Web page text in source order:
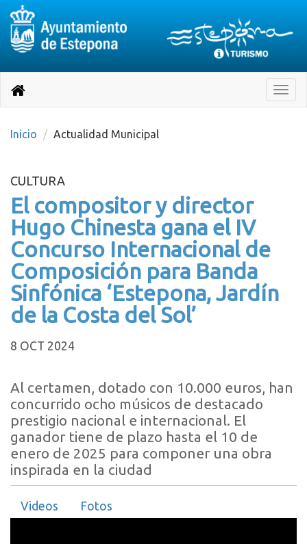
página
Toggle
Destino:
Volver
inicio
Inicio Actualidad Municipal
CULTURA
El compositor y director
Hugo Chinesta gana el IV
Concurso Internacional de
Composición para Banda
Sinfónica ‘Estepona, Jardín
de la Costa del Sol’
8 OCT 2024
Al certamen, dotado con 10.000 euros, han
concurrido ocho músicos de destacado
prestigio nacional e internacional. El
ganador tiene de plazo hasta el 10 de
enero de 2025 para componer una obra
inspirada en la ciudad
Videos Fotos